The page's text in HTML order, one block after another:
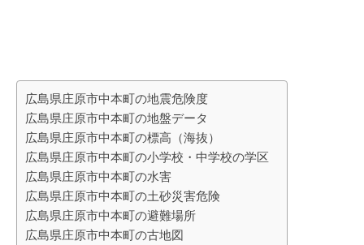
広島県庄原市中本町の地震危険度
広島県庄原市中本町の地盤データ
広島県庄原市中本町の標高（海抜）
広島県庄原市中本町の小学校・中学校の学区
広島県庄原市中本町の水害
広島県庄原市中本町の土砂災害危険
広島県庄原市中本町の避難場所
広島県庄原市中本町の古地図